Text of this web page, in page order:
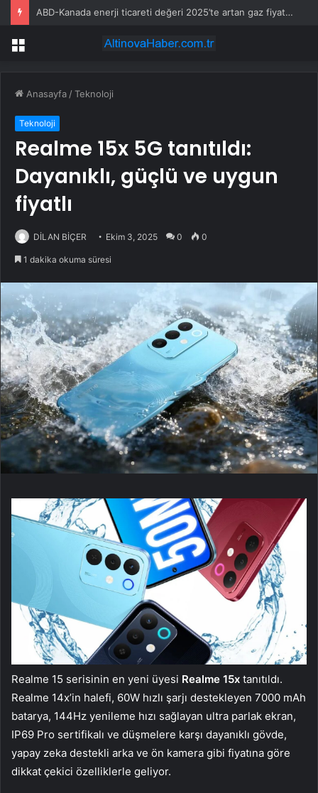
ABD-Kanada enerji ticareti değeri 2025’te artan gaz fiyatlarıyla yükseldi
Menü
Anasayfa /Teknoloji
Teknoloji
Realme 15x 5G tanıtıldı:
Dayanıklı, güçlü ve uygun
fiyatlı
DİLAN BİÇER Ekim 3, 2025 0 0
1 dakika okuma süresi
Realme 15 serisinin en yeni üyesi Realme 15x tanıtıldı.
Realme 14x’in halefi, 60W hızlı şarjı destekleyen 7000 mAh
batarya, 144Hz yenileme hızı sağlayan ultra parlak ekran,
IP69 Pro sertifikalı ve düşmelere karşı dayanıklı gövde,
yapay zeka destekli arka ve ön kamera gibi fiyatına göre
dikkat çekici özelliklerle geliyor.